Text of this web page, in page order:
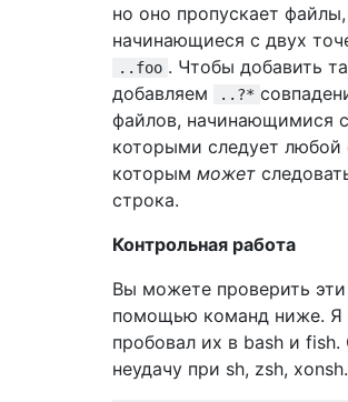
но оно пропускает файлы,
начинающиеся с двух
..foo . Чтобы добавить
добавляем
..?*
файлов, начинающимися
которыми следует любой
которым может
строка.
Контрольная работа
Вы можете проверить
помощью команд ниже. Я
пробовал их в bash и fish.
неудачу при sh, zsh, xonsh.